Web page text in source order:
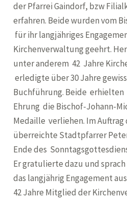
der Pfarrei Gaindorf, bzw
erfahren. Beide wurden vom
für ihr langjähriges
Kirchenverwaltung geehrt.
unter anderem 42 Jahre
erledigte über 30 Jahre
Buchführung. Beide erhielten
Ehrung die Bischof-Johann-
Medaille verliehen. Im Auftrag
überreichte Stadtpfarrer
Ende des
Er gratulierte dazu und
das langjährig Engagement
42 Jahre Mitglied der